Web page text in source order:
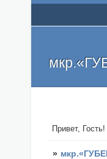
Привет, Гость!
»